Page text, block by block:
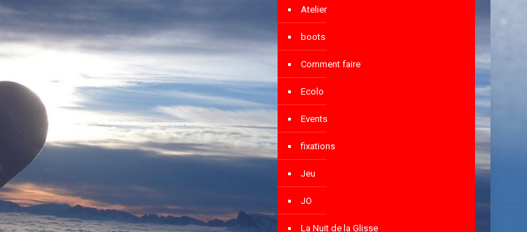
Atelier
boots
Comment faire
Ecolo
Events
fixations
Jeu
JO
La Nuit de la Glisse